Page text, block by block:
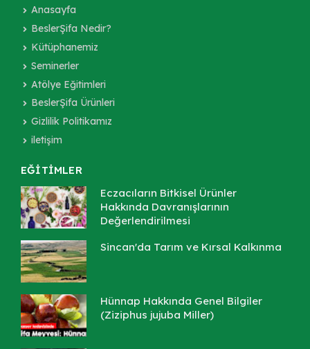
Anasayfa
BeslerŞifa Nedir?
Kütüphanemiz
Seminerler
Atölye Eğitimleri
BeslerŞifa Ürünleri
Gizlilik Politikamız
iletişim
EĞİTİMLER
Eczacıların Bitkisel Ürünler
Hakkında Davranışlarının
Değerlendirilmesi
Sincan'da Tarım ve Kırsal Kalkınma
Hünnap Hakkında Genel Bilgiler
(Ziziphus jujuba Miller)